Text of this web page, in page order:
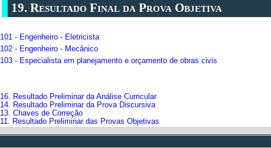
19. Resultado Final da Prova Objetiva
101 - Engenheiro - Eletricista
102 - Engenheiro - Mecânico
103 - Especialista em planejamento e orçamento de obras civis
16. Resultado Preliminar da Análise Curricular
14. Resultado Preliminar da Prova Discursiva
13. Chaves de Correção
11. Resultado Preliminar das Provas Objetivas